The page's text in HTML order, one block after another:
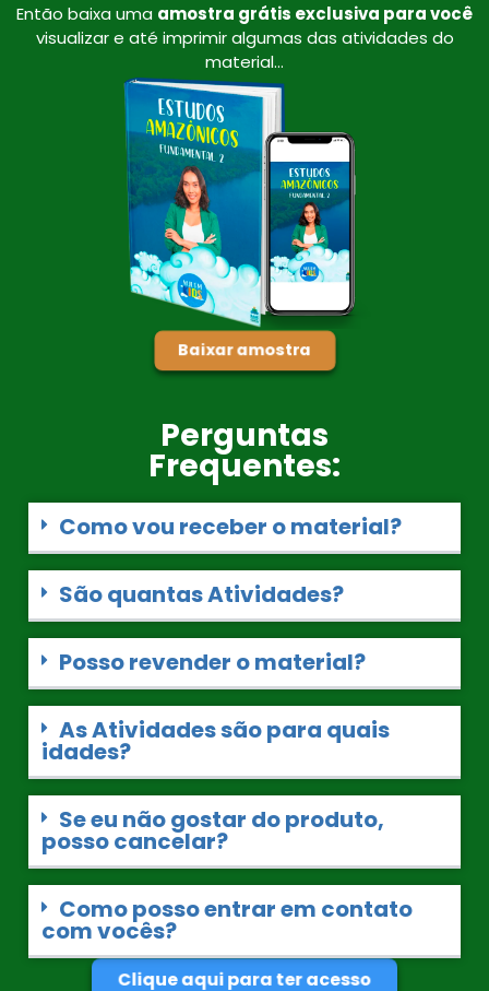
Então baixa uma amostra grátis exclusiva para você
visualizar e até imprimir algumas das atividades do
material…
Baixar amostra
Perguntas
Frequentes:
Como vou receber o material?
São quantas Atividades?
Posso revender o material?
As Atividades são para quais
idades?
Se eu não gostar do produto,
posso cancelar?
Como posso entrar em contato
com vocês?
Clique aqui para ter acesso